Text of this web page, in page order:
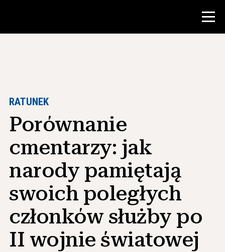
Zasoby dla nauczycieli
Narzędzia w klasie
Instytuty
Nauczanie umiejętności badawczych
Doradzanie studentom NHD
Wiadomości i wydarzenia
RATUNEK
Porównanie
cmentarzy: jak
narody pamiętają
swoich poległych
członków służby po
II wojnie światowej